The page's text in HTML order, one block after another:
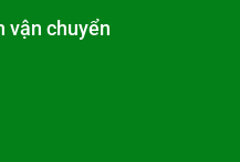
vận chuyển